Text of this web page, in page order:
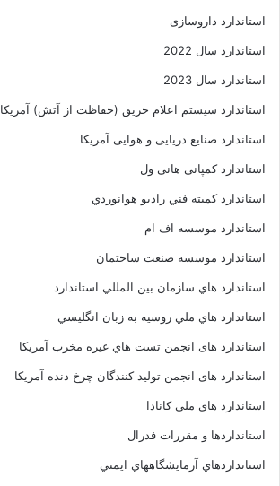
استاندارد داروسازی
استاندارد سال 2022
استاندارد سال 2023
استاندارد سیستم اعلام حریق (حفاظت از آتش) آمریکا
استاندارد صنایع دریایی و هوایی آمریکا
استاندارد کمپانی هانی ول
استاندارد کميته فني راديو هوانوردي
استاندارد موسسه اف ام
استاندارد موسسه صنعت ساختمان
استاندارد هاي سازمان بين المللي استاندارد
استاندارد هاي ملي روسيه به زبان انگليسي
استاندارد های انجمن تست هاي غيره مخرب آمريکا
استاندارد های انجمن توليد کنندگان چرخ دنده آمريکا
استاندارد های ملی کانادا
استانداردها و مقررات فدرال
استانداردهاي آزمايشگاههاي ايمني